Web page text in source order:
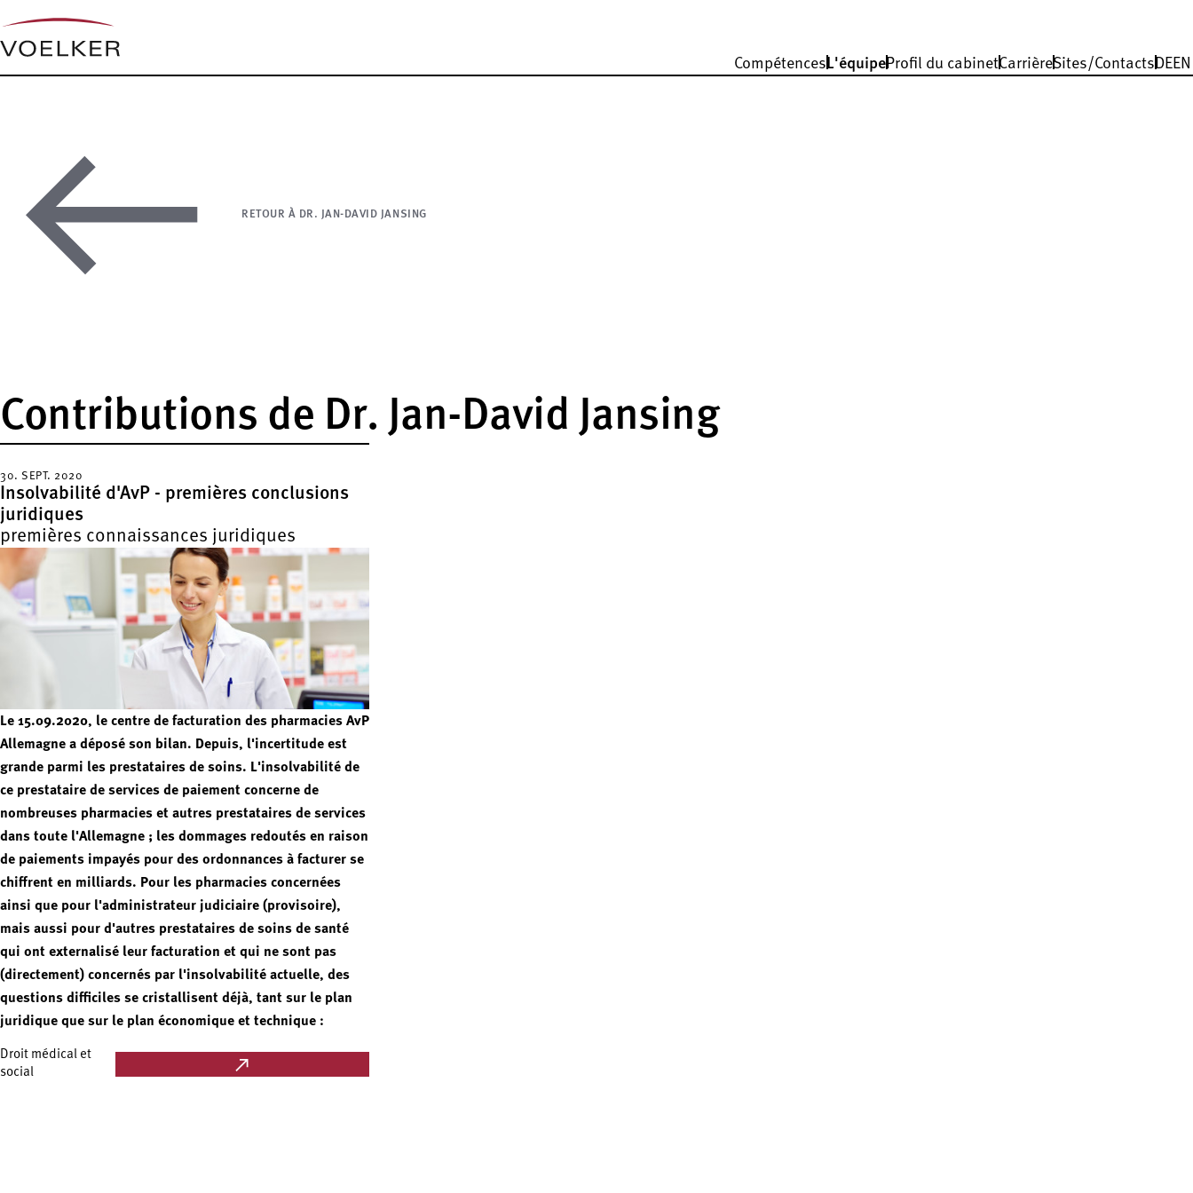
CompétencesL'équipeProfil du cabinetCarrièreSites/ContactsDEEN
RETOUR À DR. JAN-DAVID JANSING
Contributions de Dr. Jan-David Jansing
30. SEPT. 2020
Insolvabilité d'AvP - premières conclusions
juridiques
premières connaissances juridiques
Le 15.09.2020, le centre de facturation des pharmacies AvP
Allemagne a déposé son bilan. Depuis, l'incertitude est
grande parmi les prestataires de soins. L'insolvabilité de
ce prestataire de services de paiement concerne de
nombreuses pharmacies et autres prestataires de services
dans toute l'Allemagne ; les dommages redoutés en raison
de paiements impayés pour des ordonnances à facturer se
chiffrent en milliards. Pour les pharmacies concernées
ainsi que pour l'administrateur judiciaire (provisoire),
mais aussi pour d'autres prestataires de soins de santé
qui ont externalisé leur facturation et qui ne sont pas
(directement) concernés par l'insolvabilité actuelle, des
questions difficiles se cristallisent déjà, tant sur le plan
juridique que sur le plan économique et technique :
Droit médical et
social